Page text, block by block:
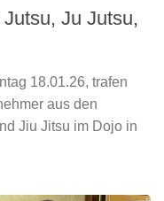
Ju Jutsu,
18.01.26, trafen
aus den
Jiu Jitsu im Dojo in